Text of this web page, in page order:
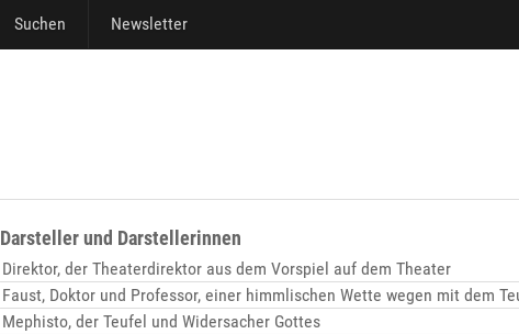
Suchen Newsletter
Darsteller und Darstellerinnen
Direktor, der Theaterdirektor aus dem Vorspiel auf dem Theater
Faust, Doktor und Professor, einer himmlischen Wette wegen mit dem
Mephisto, der Teufel und Widersacher Gottes